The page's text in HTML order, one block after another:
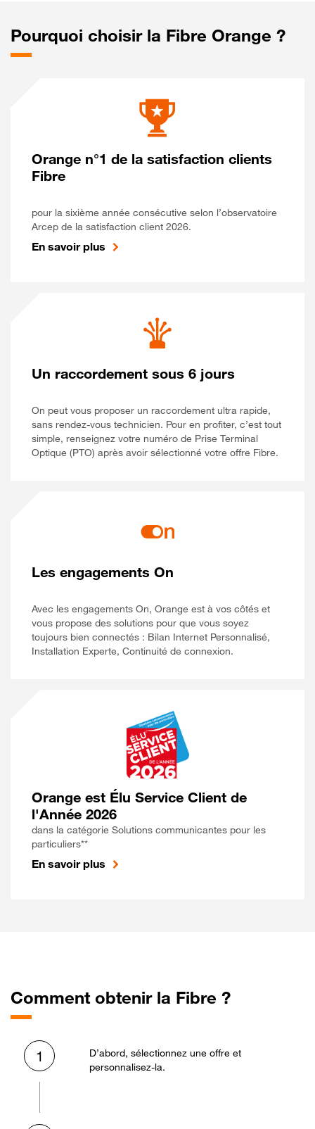
Pourquoi choisir la Fibre Orange ?
Orange n°1 de la satisfaction clients
Fibre
pour la sixième année consécutive selon l’observatoire
Arcep de la satisfaction client 2026.
En savoir plus
Un raccordement sous 6 jours
On peut vous proposer un raccordement ultra rapide,
sans rendez-vous technicien. Pour en profiter, c’est tout
simple, renseignez votre numéro de Prise Terminal
Optique (PTO) après avoir sélectionné votre offre Fibre.
Les engagements On
Avec les engagements On, Orange est à vos côtés et
vous propose des solutions pour que vous soyez
toujours bien connectés : Bilan Internet Personnalisé,
Installation Experte, Continuité de connexion.
Orange est Élu Service Client de
l'Année 2026
dans la catégorie Solutions communicantes pour les
particuliers**
En savoir plus
Comment obtenir la Fibre ?
1
D’abord, sélectionnez une offre et
personnalisez-la.